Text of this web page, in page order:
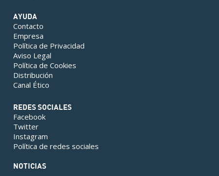
AYUDA
Contacto
Empresa
Política de Privacidad
Aviso Legal
Política de Cookies
Distribución
Canal Ético
REDES SOCIALES
Facebook
Twitter
Instagram
Política de redes sociales
NOTICIAS